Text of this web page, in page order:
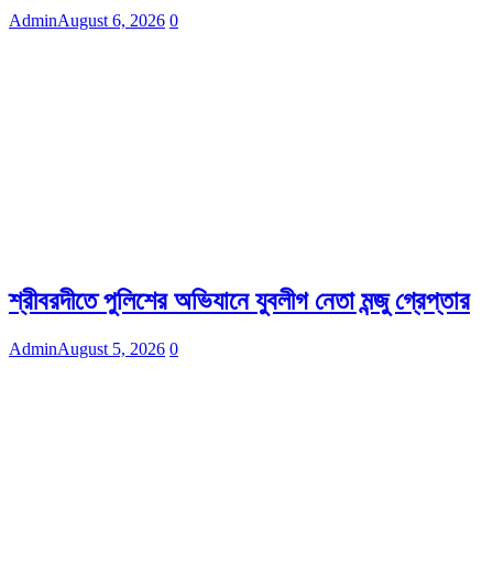
AdminAugust 6, 2026 0
শ্রীবরদীতে পুলিশের অভিযানে যুবলীগ নেতা মন্জু গ্রেপ্তার
AdminAugust 5, 2026 0